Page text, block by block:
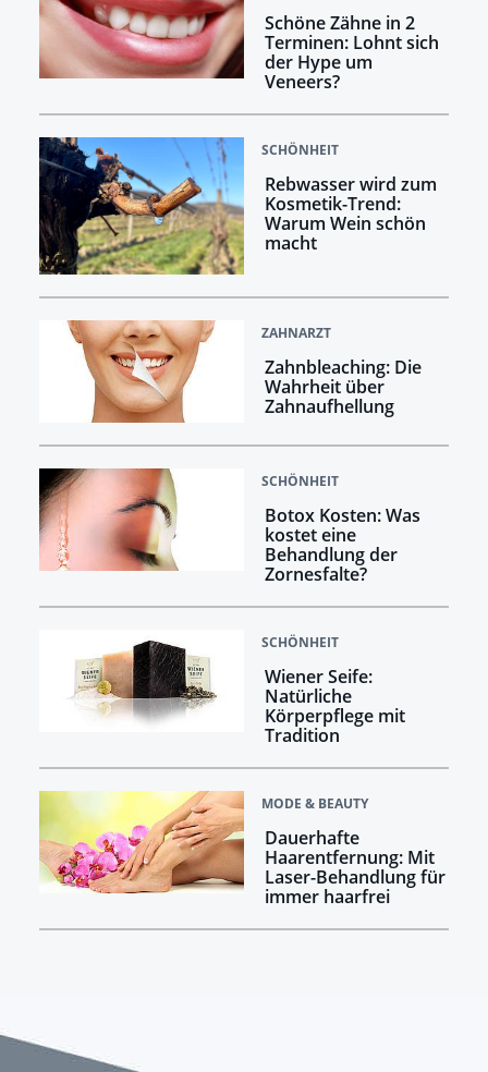
Schöne Zähne in 2
Terminen: Lohnt sich
der Hype um
Veneers?
SCHÖNHEIT
Rebwasser wird zum
Kosmetik-Trend:
Warum Wein schön
macht
ZAHNARZT
Zahnbleaching: Die
Wahrheit über
Zahnaufhellung
SCHÖNHEIT
Botox Kosten: Was
kostet eine
Behandlung der
Zornesfalte?
SCHÖNHEIT
Wiener Seife:
Natürliche
Körperpflege mit
Tradition
MODE & BEAUTY
Dauerhafte
Haarentfernung: Mit
Laser-Behandlung für
immer haarfrei